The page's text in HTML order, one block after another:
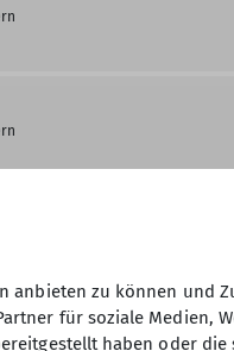
anbieten zu können und
für soziale Medien,
haben oder